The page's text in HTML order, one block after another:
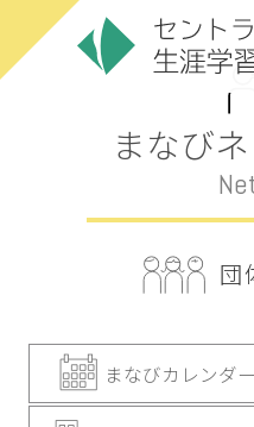
まなび
団
まなびカレンダー